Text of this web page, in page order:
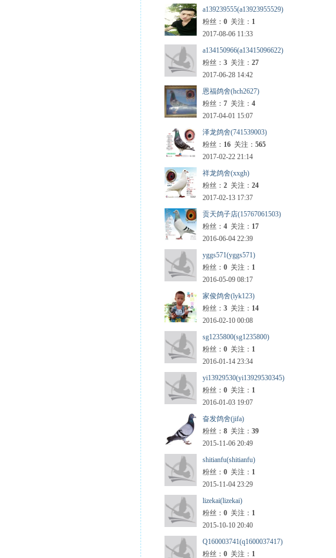
a139239555(a13923955529)
粉丝： 0 关注： 1
2017-08-06 11:33
a134150966(a13415096622)
粉丝： 3 关注： 27
2017-06-28 14:42
恩福鸽舍(hch2627)
粉丝： 7 关注： 4
2017-04-01 15:07
泽龙鸽舍(741539003)
粉丝： 16 关注： 565
2017-02-22 21:14
祥龙鸽舍(xxgh)
粉丝： 2 关注： 24
2017-02-13 17:37
贡天鸽子店(15767061503)
粉丝： 4 关注： 17
2016-06-04 22:39
yggs571(yggs571)
粉丝： 0 关注： 1
2016-05-09 08:17
家俊鸽舍(lyk123)
粉丝： 3 关注： 14
2016-02-10 00:08
sg1235800(sg1235800)
粉丝： 0 关注： 1
2016-01-14 23:34
yi13929530(yi13929530345)
粉丝： 0 关注： 1
2016-01-03 19:07
奋发鸽舍(jifa)
粉丝： 8 关注： 39
2015-11-06 20:49
shitianfu(shitianfu)
粉丝： 0 关注： 1
2015-11-04 23:29
lizekai(lizekai)
粉丝： 0 关注： 1
2015-10-10 20:40
Q160003741(q1600037417)
粉丝： 0 关注： 1